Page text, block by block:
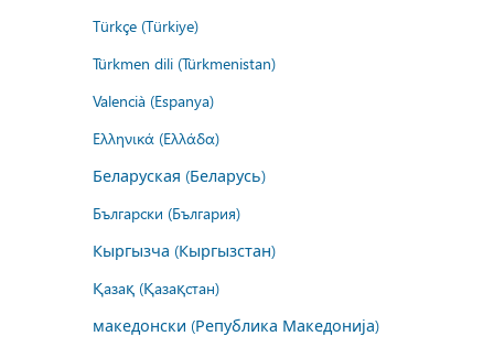
Türkçe (Türkiye)
Türkmen dili (Türkmenistan)
Valencià (Espanya)
Ελληνικά (Ελλάδα)
Беларуская (Беларусь)
Български (България)
Кыргызча (Кыргызстан)
Қазақ (Қазақстан)
македонски (Република Македонија)